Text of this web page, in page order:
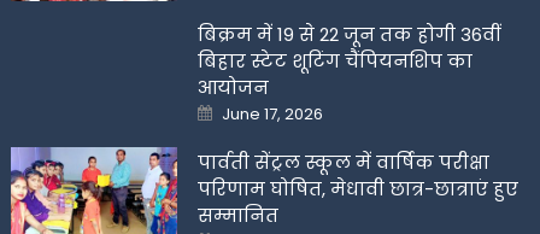
बिक्रम में 19 से 22 जून तक होगी 36वीं
बिहार स्टेट शूटिंग चैंपियनशिप का
आयोजन
Posted
on
June 17, 2026
पार्वती सेंट्रल स्कूल में वार्षिक परीक्षा
परिणाम घोषित, मेधावी छात्र-छात्राएं हुए
सम्मानित